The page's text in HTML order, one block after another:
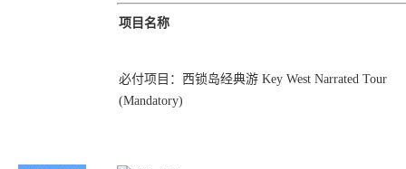
项目名称
必付项目：西锁岛经典游 Key West Narrated Tour
(Mandatory)